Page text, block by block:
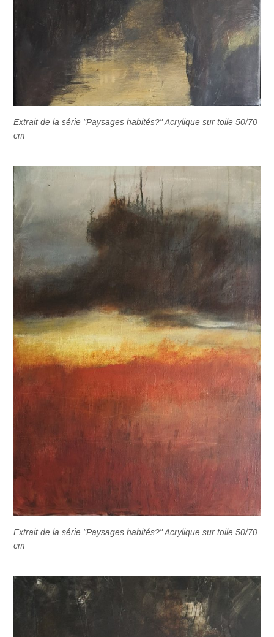
Extrait de la série "Paysages habités?" Acrylique sur toile 50/70
cm
Extrait de la série "Paysages habités?" Acrylique sur toile 50/70
cm